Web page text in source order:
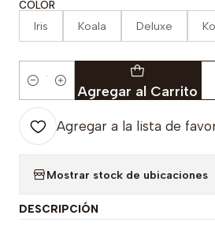
COLOR
Iris Koala Deluxe
Cantidad Agregar al Carrito
Agregar a la lista de
Mostrar stock de ubicaciones
DESCRIPCIÓN